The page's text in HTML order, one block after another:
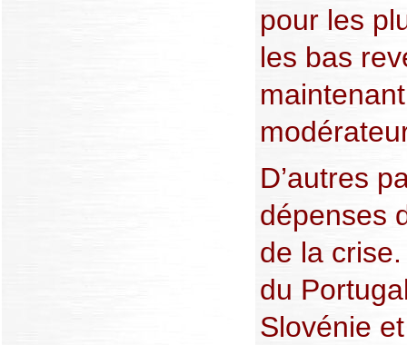
pour les
les bas
D’autres
dépenses
de la
du
Slovénie